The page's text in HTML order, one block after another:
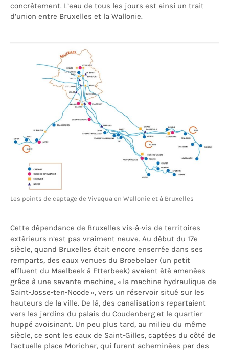
concrètement. L’eau de tous les jours est ainsi un trait
d’union entre Bruxelles et la Wallonie.
Les points de captage de Vivaqua en Wallonie et à Bruxelles
Cette dépendance de Bruxelles vis-à-vis de territoires
extérieurs n’est pas vraiment neuve. Au début du 17e
siècle, quand Bruxelles était encore enserrée dans ses
remparts, des eaux venues du Broebelaer (un petit
affluent du Maelbeek à Etterbeek) avaient été amenées
grâce à une savante machine, « la machine hydraulique de
Saint-Josse-ten-Noode », vers un réservoir situé sur les
hauteurs de la ville. De là, des canalisations repartaient
vers les jardins du palais du Coudenberg et le quartier
huppé avoisinant. Un peu plus tard, au milieu du même
siècle, ce sont les eaux de Saint-Gilles, captées du côté de
l’actuelle place Morichar, qui furent acheminées par des